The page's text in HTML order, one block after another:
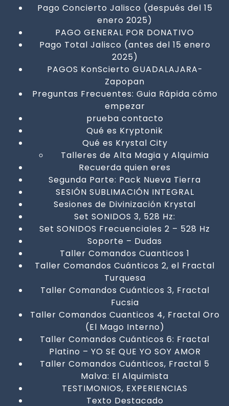
Pago Concierto Jalisco (después del 15
enero 2025)
PAGO GENERAL POR DONATIVO
Pago Total Jalisco (antes del 15 enero
2025)
PAGOS KonScierto GUADALAJARA-
Zapopan
Preguntas Frecuentes: Guia Rápida cómo
empezar
prueba contacto
Qué es Kryptonik
Qué es Krystal City
Talleres de Alta Magia y Alquimia
Recuerda quien eres
Segunda Parte: Pack Nueva Tierra
SESIÓN SUBLIMACIÓN INTEGRAL
Sesiones de Divinización Krystal
Set SONIDOS 3, 528 Hz:
Set SONIDOS Frecuenciales 2 – 528 Hz
Soporte – Dudas
Taller Comandos Cuanticos 1
Taller Comandos Cuánticos 2, el Fractal
Turquesa
Taller Comandos Cuánticos 3, Fractal
Fucsia
Taller Comandos Cuanticos 4, Fractal Oro
(El Mago Interno)
Taller Comandos Cuánticos 6: Fractal
Platino – YO SE QUE YO SOY AMOR
Taller Comandos Cuánticos, Fractal 5
Malva: El Alquimista
TESTIMONIOS, EXPERIENCIAS
Texto Destacado